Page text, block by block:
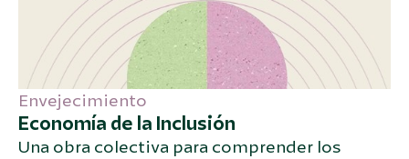
Envejecimiento
Economía de la Inclusión
Una obra colectiva para comprender los